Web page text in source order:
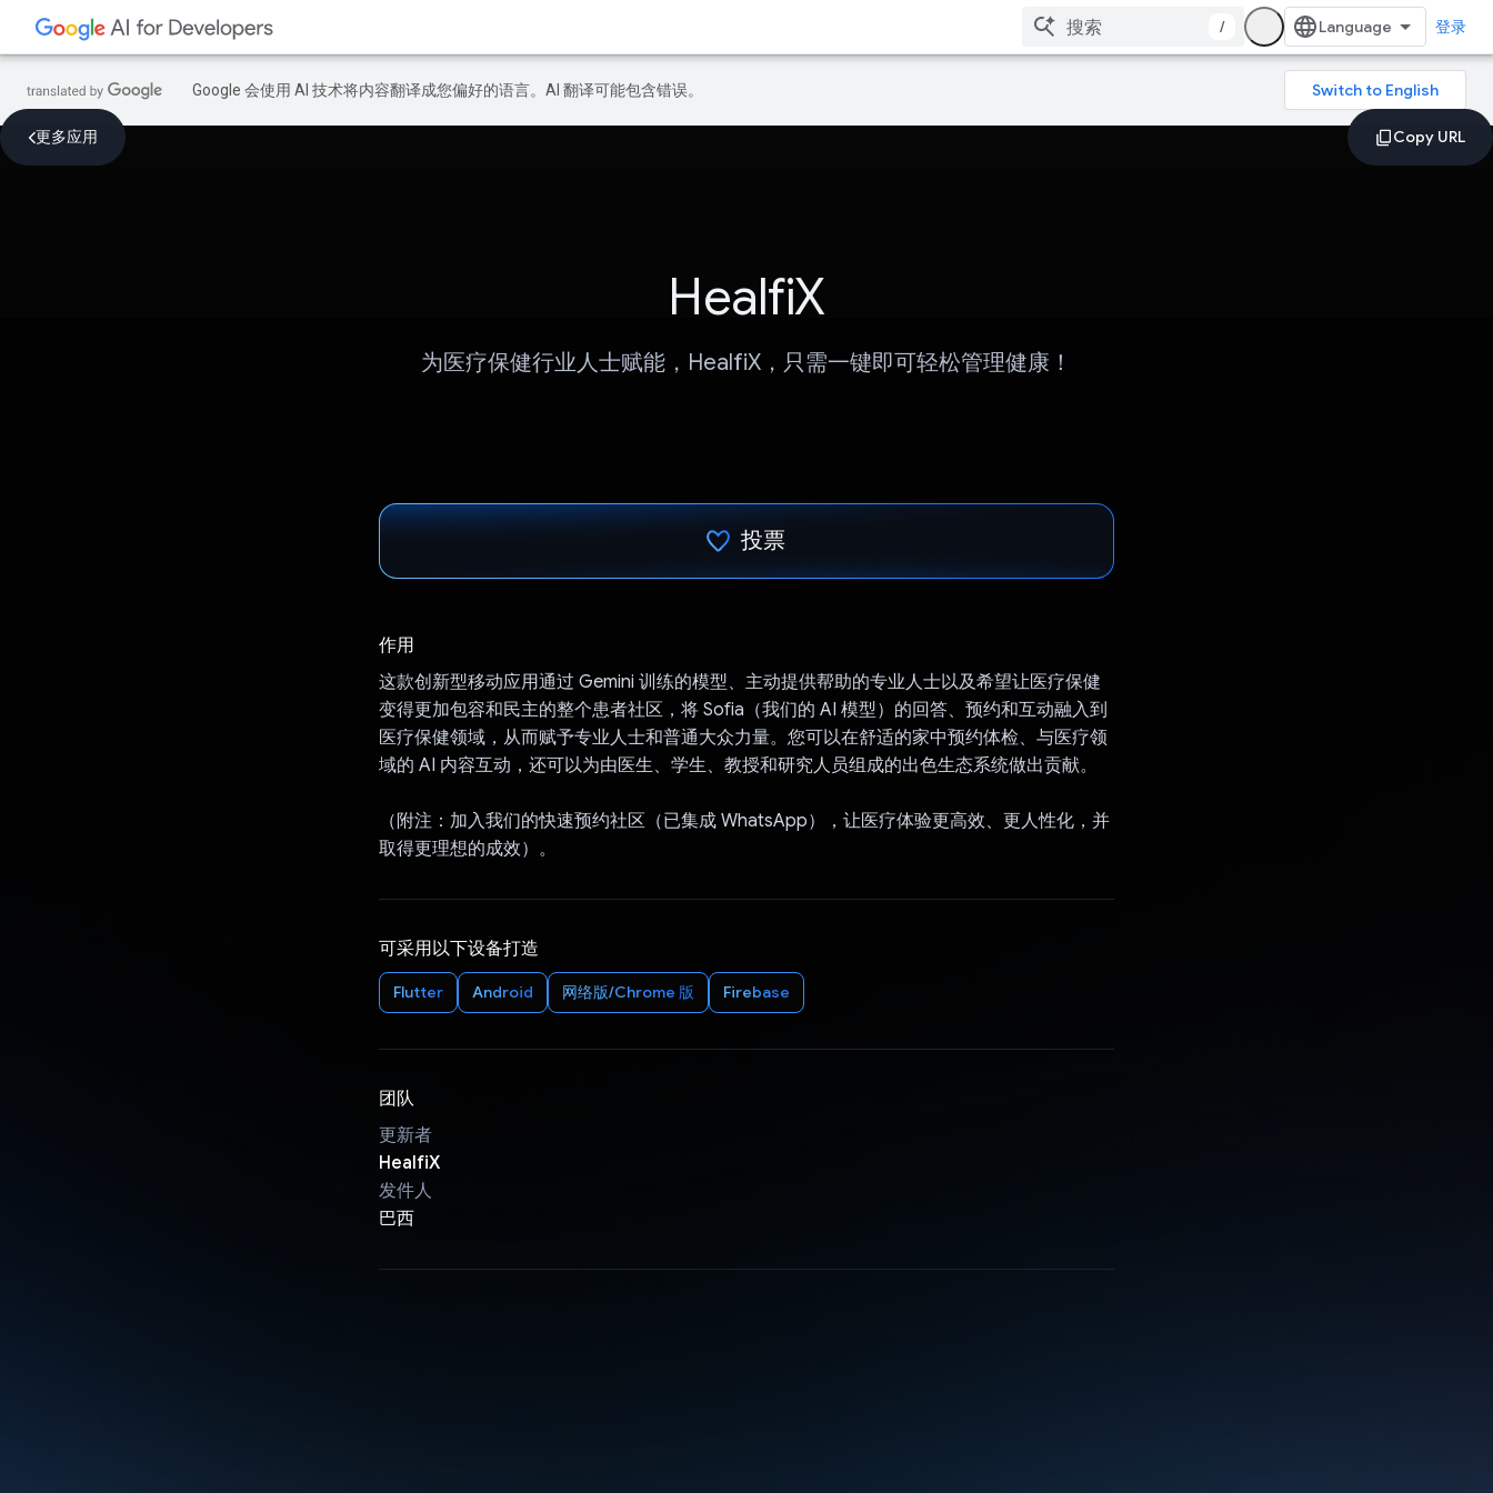
/ 登录
Google 会使用 AI 技术将内容翻译成您偏好的语言。AI 翻译可能包含错误。
更多应用
HealfiX
为医疗保健行业人士赋能，HealfiX，只需一键即可轻松管理健康！
投票
作用
这款创新型移动应用通过 Gemini 训练的模型、主动提供帮助的专业人士以及希望让医疗保健
变得更加包容和民主的整个患者社区，将 Sofia（我们的 AI 模型）的回答、预约和互动融入到
医疗保健领域，从而赋予专业人士和普通大众力量。您可以在舒适的家中预约体检、与医疗领
域的 AI 内容互动，还可以为由医生、学生、教授和研究人员组成的出色生态系统做出贡献。
（附注：加入我们的快速预约社区（已集成 WhatsApp），让医疗体验更高效、更人性化，并
取得更理想的成效）。
可采用以下设备打造
Flutter Android 网络版/Chrome 版 Firebase
团队
更新者
HealfiX
发件人
巴西